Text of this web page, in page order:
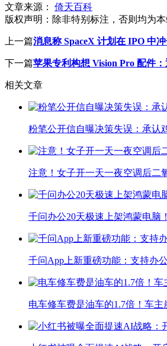
文章来源：
倚天百科
版权声明： 除非特别标注，否则均为
上一篇消息称 SpaceX 计划在 IPO 中
下一篇苹果专利构想 Vision Pro 配件
相关文章
粉笔公开信自曝决策失误：承认
注意！女子开一天一夜空调后二
千问办公20天极速上架鸿蒙电脑
千问App上新重磅功能：支持办
电车修车费是油车的1.7倍！车